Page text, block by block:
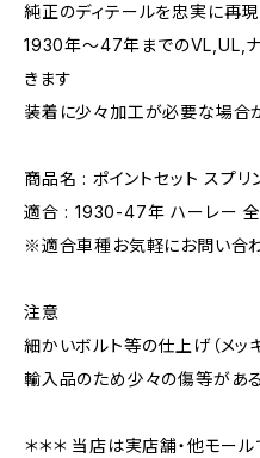
純正のディテールを忠実に再現
1930年〜47年までのVL,UL,
きます
装着に少々加工が必要な場合
商品名 : ポイントセット スプリ
適合 : 1930-47年 ハーレー
※適合車種お気軽にお問い合
注意
細かいボルト等の仕上げ（メッ
輸入品のため少々の傷等があ
＊＊＊ 当店は実店舗・他モー